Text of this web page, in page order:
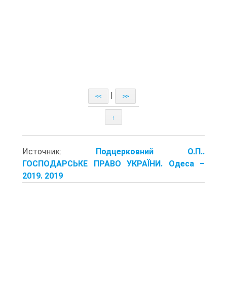
<< >>
↑
Источник: Подцерковний О.П..
ГОСПОДАРСЬКЕ ПРАВО УКРАЇНИ. Одеса –
2019. 2019